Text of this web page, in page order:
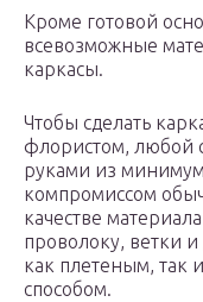
Кроме готовой
всевозможные
каркасы.
Чтобы сделать
флористом, любой
руками из
компромиссом
качестве
проволоку, ветки
как плетеным, так
способом.